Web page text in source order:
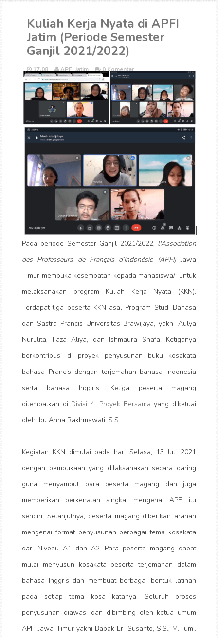
Kuliah Kerja Nyata di APFI
Jatim (Periode Semester
Ganjil 2021/2022)
17.08 APFI Jatim 0 Komentar
Pada periode Semester Ganjil 2021/2022, l'Association
des Professeurs de Français d’Indonésie (APFI)Jawa
Timur membuka kesempatan kepada mahasiswa/i untuk
melaksanakan program Kuliah Kerja Nyata (KKN).
Terdapat tiga peserta KKN asal Program Studi Bahasa
dan Sastra Prancis Universitas Brawijaya, yakni Aulya
Nurulita, Faza Aliya, dan Ishmaura Shafa. Ketiganya
berkontribusi di proyek penyusunan buku kosakata
bahasa Prancis dengan terjemahan bahasa Indonesia
serta bahasa Inggris. Ketiga peserta magang
ditempatkan di Divisi 4: Proyek Bersama yang diketuai
oleh Ibu Anna Rakhmawati, S.S..
Kegiatan KKN dimulai pada hari Selasa, 13 Juli 2021
dengan pembukaan yang dilaksanakan secara daring
guna menyambut para peserta magang dan juga
memberikan perkenalan singkat mengenai APFI itu
sendiri. Selanjutnya, peserta magang diberikan arahan
mengenai format penyusunan berbagai tema kosakata
dari Niveau A1 dan A2. Para peserta magang dapat
mulai menyusun kosakata beserta terjemahan dalam
bahasa Inggris dan membuat berbagai bentuk latihan
pada setiap tema kosa katanya. Seluruh proses
penyusunan diawasi dan dibimbing oleh ketua umum
APFI Jawa Timur yakni Bapak Eri Susanto, S.S., M.Hum..